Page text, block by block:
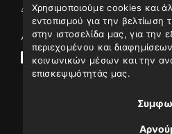
Χρησιμοποιούμε cookies και
εντοπισμού για την βελτίωση
στην ιστοσελίδα μας, για την
περιεχομένου και
κοινωνικών μέσων και την
επισκεψιμότητάς μας.
Δείτε τον χάρτη
Ακολουθήστε μας